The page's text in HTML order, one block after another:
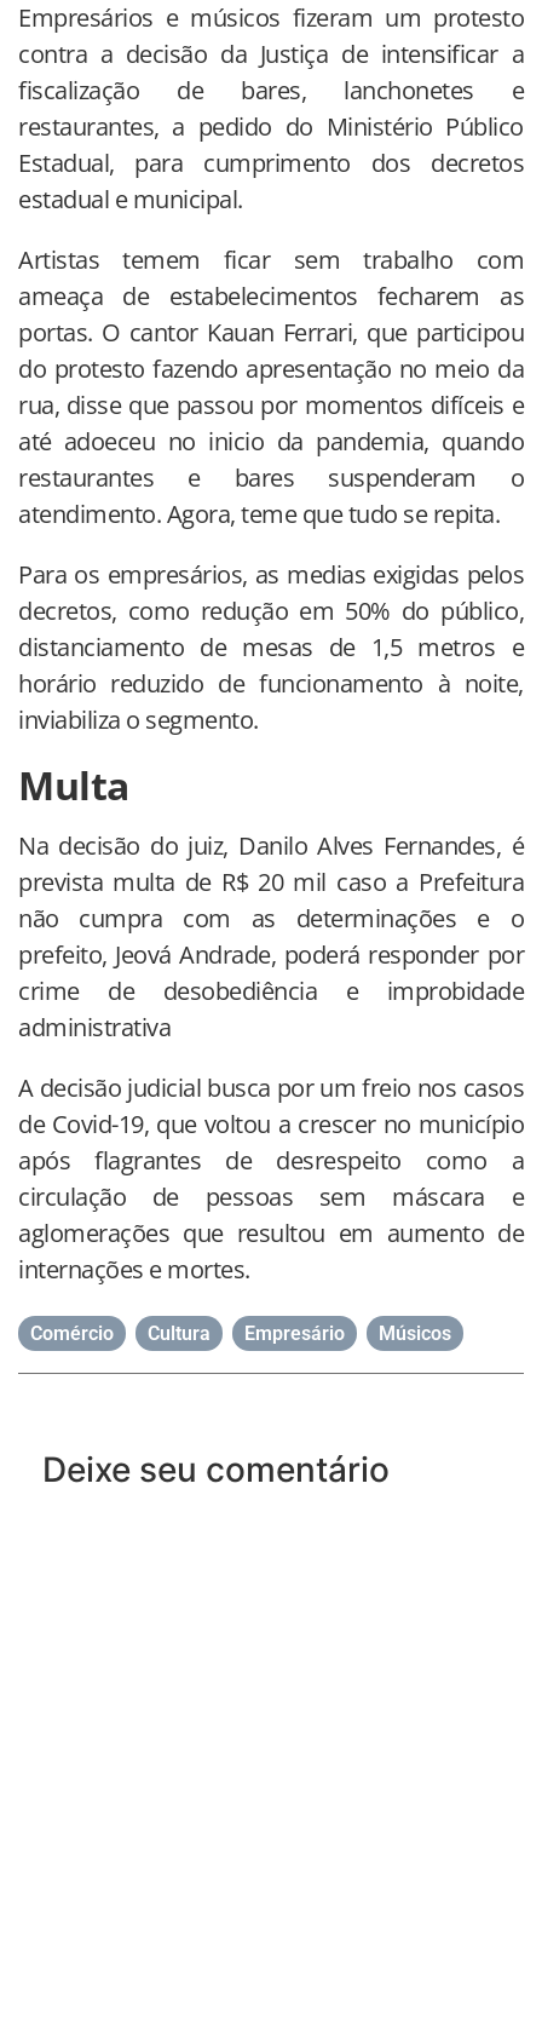
Empresários e músicos fizeram um protesto
contra a decisão da Justiça de intensificar a
fiscalização de bares, lanchonetes e
restaurantes, a pedido do Ministério Público
Estadual, para cumprimento dos decretos
estadual e municipal.
Artistas temem ficar sem trabalho com
ameaça de estabelecimentos fecharem as
portas. O cantor Kauan Ferrari, que participou
do protesto fazendo apresentação no meio da
rua, disse que passou por momentos difíceis e
até adoeceu no inicio da pandemia, quando
restaurantes e bares suspenderam o
atendimento. Agora, teme que tudo se repita.
Para os empresários, as medias exigidas pelos
decretos, como redução em 50% do público,
distanciamento de mesas de 1,5 metros e
horário reduzido de funcionamento à noite,
inviabiliza o segmento.
Multa
Na decisão do juiz, Danilo Alves Fernandes, é
prevista multa de R$ 20 mil caso a Prefeitura
não cumpra com as determinações e o
prefeito, Jeová Andrade, poderá responder por
crime de desobediência e improbidade
administrativa
A decisão judicial busca por um freio nos casos
de Covid-19, que voltou a crescer no município
após flagrantes de desrespeito como a
circulação de pessoas sem máscara e
aglomerações que resultou em aumento de
internações e mortes.
Comércio Cultura Empresário Músicos
Deixe seu comentário